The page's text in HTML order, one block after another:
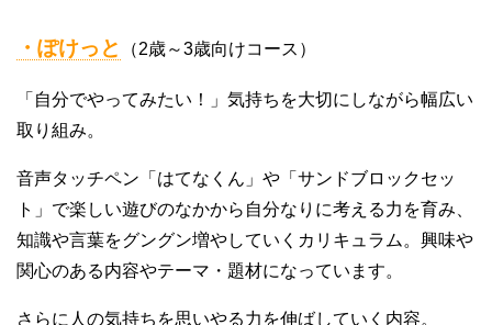
・ぽけっと （2歳～3歳向けコース）
「自分でやってみたい！」気持ちを大切にしながら幅広い
取り組み。
音声タッチペン「はてなくん」や「サンドブロックセッ
ト」で楽しい遊びのなかから自分なりに考える力を育み、
知識や言葉をグングン増やしていくカリキュラム。興味や
関心のある内容やテーマ・題材になっています。
さらに人の気持ちを思いやる力を伸ばしていく内容。